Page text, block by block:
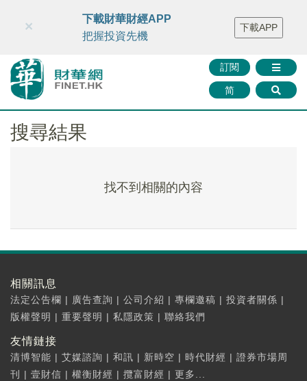
財華智庫網 FINTV FINMETA 財華證券 媒體矩陣
智庫沙龍
聯絡我們
訂閱
简
×
下載財華財經APP
把握投資先機
下載APP
搜尋結果
找不到相關的內容
相關訊息
法定公告欄 | 廣告查詢 | 公司介紹 | 專欄邀稿 | 投資者關係 |
版權聲明 | 重要聲明 | 私隱政策 | 聯絡我們
友情鏈接
清博智能 | 艾媒諮詢 | 和訊 | 新時空 | 時代財經 | 證券市場周
刊
| 壹財信 | 權衡財經 | 攬富財經 | 更多...